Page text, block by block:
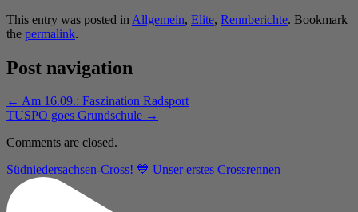
This entry was posted in Allgemein, Elite, Rennberichte. Bookmark
the permalink.
Post navigation
← Am 16.09.: Faszination Radsport
TUSPO goes Grundschule →
Comments are closed.
Südniedersachsen-Cross! 💙 Unser erstes Crossrennen